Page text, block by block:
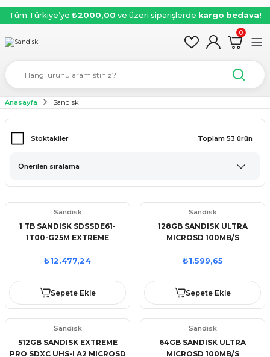
Tüm Türkiye’ye ₺2000,00 ve üzeri siparişlerde kargo bedava!
0
Anasayfa Sandisk
Stoktakiler Toplam 53 ürün
Sandisk
1 TB SANDISK SDSSDE61-
1T00-G25M EXTREME
₺12.477,24
Sepete Ekle
Sandisk
128GB SANDISK ULTRA
MICROSD 100MB/S
₺1.599,65
Sepete Ekle
Sandisk
512GB SANDISK EXTREME
PRO SDXC UHS-I A2 MICROSD
Sandisk
64GB SANDISK ULTRA
MICROSD 100MB/S